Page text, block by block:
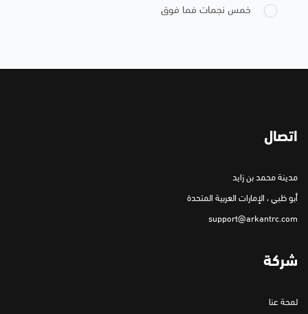
خمس نجمات فما فوق
اتصال
مدينة محمد بن زايد
أبو ظبي ، الإمارات العربية المتحدة
support@arkantrc.com
شركة
لمحة عنا